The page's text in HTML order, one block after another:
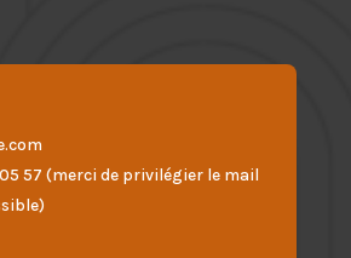
57 (merci de privilégier le mail